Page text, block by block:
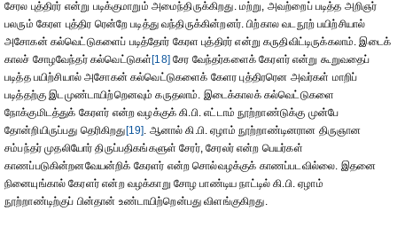
சேரல புத்திரர் என்று படிக்குமாறும் அமைந்திருக்கிறது. மற்று, அவற்றைப் படித்த அறிஞர்
பலரும் கேரள புத்திர ரென்றே படித்து வந்திருக்கின்றனர். பிற்கால வடநூற் பயிற்சியால்
அசோகன் கல்வெட்டுகளைப் படித்தோர் கேரள புத்திரர் என்று கருதிவிட்டிருக்கலாம். இடைக்
காலச் சோழவேந்தர் கல்வெட்டுகள்[18] சேர வேந்தர்களைக் கேரளர் என்று கூறுவதைப்
படித்த பயிற்சியால் அசோகன் கல்வெட்டுகளைக் கேளர புத்திரரென அவர்கள் மாறிப்
படித்தற்கு இடமுண்டாயிற்றெனவும் கருதலாம். இடைக்காலக் கல்வெட்டுகளை
நோக்குமிடத்துக் கேரளர் என்ற வழக்குக் கி.பி. எட்டாம் நூற்றாண்டுக்கு முன்பே
தோன்றியிருப்பது தெரிகிறது[19]. ஆனால் கி.பி. ஏழாம் நூற்றாண்டினரான திருஞான
சம்பந்தர் முதலியோர் திருப்பதிகங்களுள் சேரர், சேரலர் என்ற பெயர்கள்
காணப்படுகின்றனவேயன்றிக் கேரளர் என்ற சொல்வழக்குக் காணப்படவில்லை. இதனை
நினையுங்கால் கேரளர் என்ற வழக்காறு சோழ பாண்டிய நாட்டில் கி.பி. ஏழாம்
நூற்றாண்டிற்குப் பின்தான் உண்டாயிற்றென்பது விளங்குகிறது.